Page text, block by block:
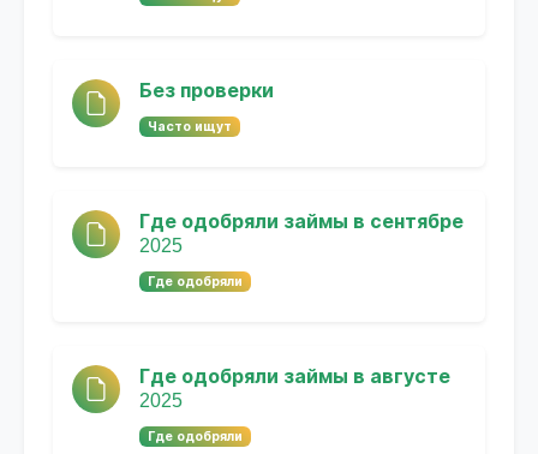
Без проверки
Часто ищут
Где одобряли займы в сентябре
2025
Где одобряли
Где одобряли займы в августе
2025
Где одобряли